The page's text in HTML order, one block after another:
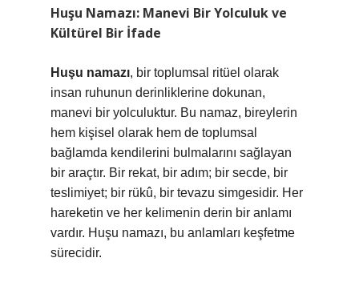
Huşu Namazı: Manevi Bir Yolculuk ve
Kültürel Bir İfade
Huşu namazı, bir toplumsal ritüel olarak
insan ruhunun derinliklerine dokunan,
manevi bir yolculuktur. Bu namaz, bireylerin
hem kişisel olarak hem de toplumsal
bağlamda kendilerini bulmalarını sağlayan
bir araçtır. Bir rekat, bir adım; bir secde, bir
teslimiyet; bir rükû, bir tevazu simgesidir. Her
hareketin ve her kelimenin derin bir anlamı
vardır. Huşu namazı, bu anlamları keşfetme
sürecidir.